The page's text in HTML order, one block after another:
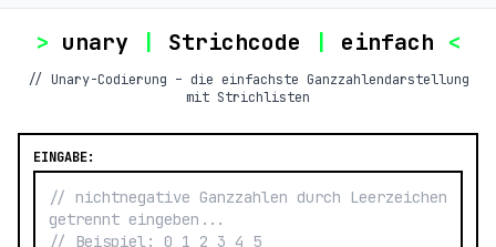
> unary | Strichcode | einfach <
// Unary-Codierung – die einfachste Ganzzahlendarstellung
mit Strichlisten
EINGABE: